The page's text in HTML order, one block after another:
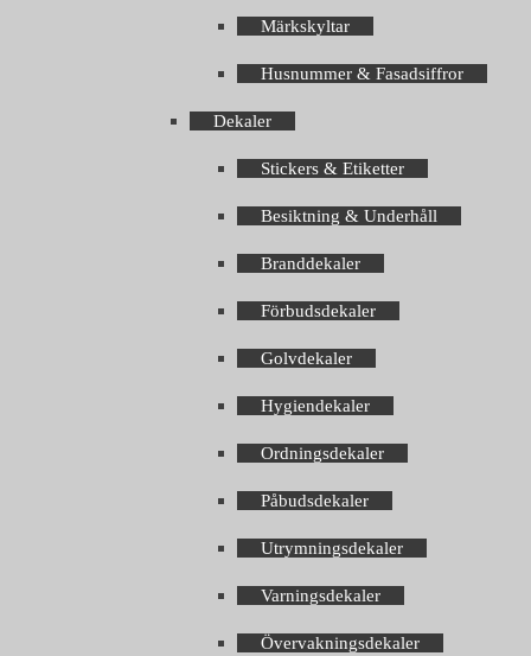
Märkskyltar
Husnummer & Fasadsiffror
Dekaler
Stickers & Etiketter
Besiktning & Underhåll
Branddekaler
Förbudsdekaler
Golvdekaler
Hygiendekaler
Ordningsdekaler
Påbudsdekaler
Utrymningsdekaler
Varningsdekaler
Övervakningsdekaler